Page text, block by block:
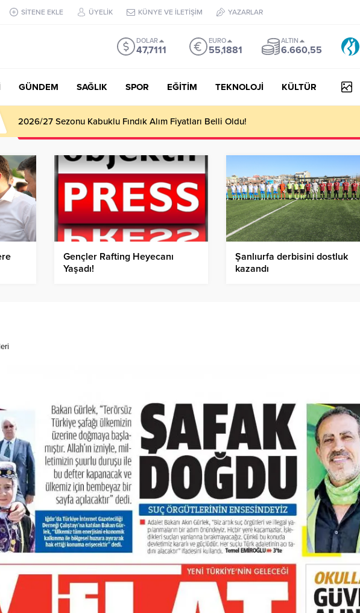
SİTENE EKLE ÜYELİK KÜNYE VE İLETİŞİM YAZARLAR
DOLAR
47,7111
EURO
55,1881
ALTIN
6.660,55
GÜNDEM SAĞLIK SPOR EĞİTİM TEKNOLOJİ KÜLTÜR
Haliliye Belediyesi Her Gün 4 Bin 898 Kişiye Sıcak Yemek Ulaştırıyor!
Gençler Rafting Heyecanı
Yaşadı!
Şanlıurfa derbisini dostluk
kazandı